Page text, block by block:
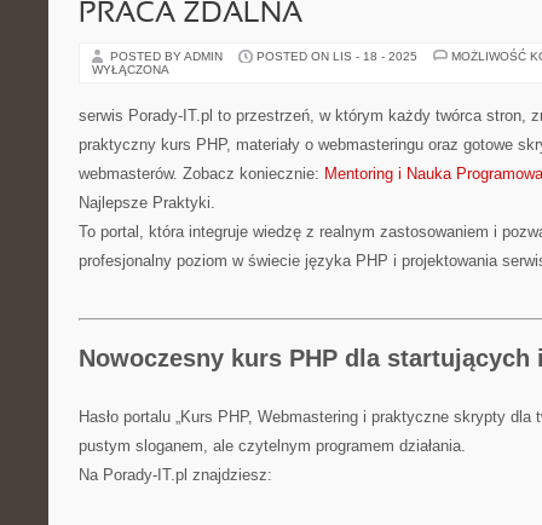
PRACA ZDALNA
POSTED BY ADMIN POSTED ON LIS - 18 - 2025
MOŻLIWOŚĆ
WYŁĄCZONA
serwis Porady-IT.pl to przestrzeń, w którym każdy twórca stron,
praktyczny kurs PHP, materiały o webmasteringu oraz gotowe
webmasterów. Zobacz koniecznie: Mentoring i Nauka
Najlepsze Praktyki.
To portal, która integruje wiedzę z realnym zastosowaniem i
profesjonalny poziom w świecie języka PHP i projektowania
Nowoczesny kurs PHP dla
Hasło portalu „Kurs PHP, Webmastering i praktyczne skrypty dla
pustym sloganem, ale czytelnym programem działania.
Na Porady-IT.pl znajdziesz: